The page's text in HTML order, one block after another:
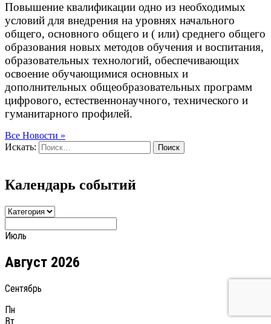
Повышение квалификации одно из необходимых
условий для внедрения на уровнях начального
общего, основного общего и ( или) среднего общего
образования новых методов обучения и воспитания,
образовательных технологий, обеспечивающих
освоение обучающимися основных и
дополнительных общеобразовательных программ
цифрового, естественнонаучного, технического и
гуманитарного профилей.
Все Новости »
Искать:
Поиск
Календарь событий
Июль
Август 2026
Сентябрь
Пн
Вт